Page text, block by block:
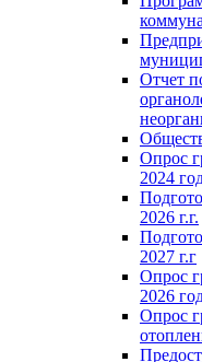
Отчет
Опрос
2024
2026 г.г.
2027 г.г
Опрос
2026
Опрос